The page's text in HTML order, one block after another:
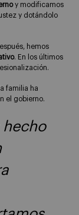
y modificamos
y dotándolo
hemos
. En los últimos
familia ha
el gobierno.
hecho